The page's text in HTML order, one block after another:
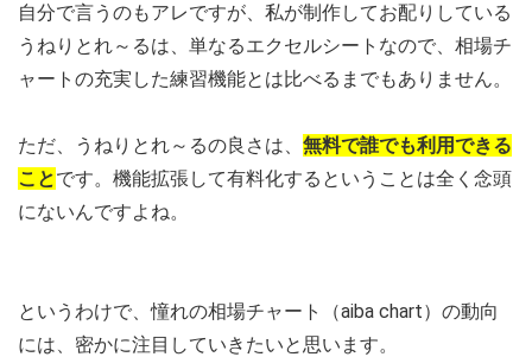
自分で言うのもアレですが、私が制作してお配りしている
うねりとれ～るは、単なるエクセルシートなので、相場チ
ャートの充実した練習機能とは比べるまでもありません。
ただ、うねりとれ～るの良さは、 無料で誰でも利用できる
ことです。機能拡張して有料化するということは全く念頭
にないんですよね。
というわけで、憧れの相場チャート（aiba chart）の動向
には、密かに注目していきたいと思います。